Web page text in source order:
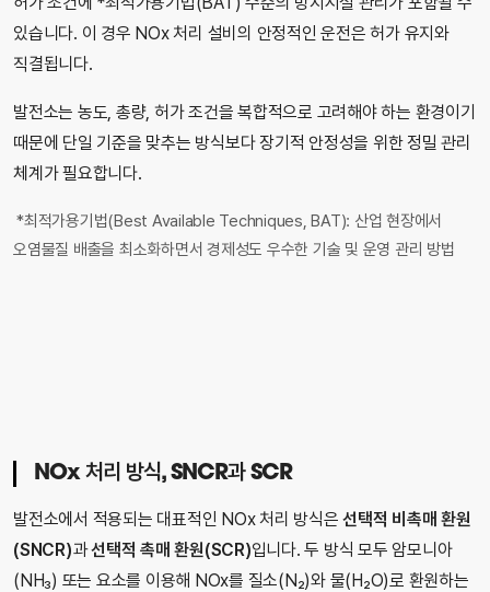
있습니다. 이 경우 NOx 처리 설비의 안정적인 운전은 허가 유지와
직결됩니다.
발전소는 농도, 총량, 허가 조건을 복합적으로 고려해야 하는 환경이기
때문에 단일 기준을 맞추는 방식보다 장기적 안정성을 위한 정밀 관리
체계가 필요합니다.
*최적가용기법(Best Available Techniques, BAT): 산업 현장에서
오염물질 배출을 최소화하면서 경제성도 우수한 기술 및 운영 관리 방법
NOx 처리 방식, SNCR과 SCR
발전소에서 적용되는 대표적인 NOx 처리 방식은선택적 비촉매 환원
(SNCR)과선택적 촉매 환원(SCR)입니다. 두 방식 모두 암모니아
(NH₃) 또는 요소를 이용해 NOx를 질소(N₂)와 물(H₂O)로 환원하는